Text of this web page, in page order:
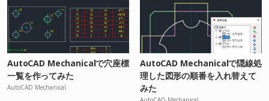
AutoCAD Mechanicalで穴座標
一覧を作ってみた
AutoCAD Mechanical
AutoCAD Mechanicalで隠線処
理した図形の順番を入れ替えて
みた